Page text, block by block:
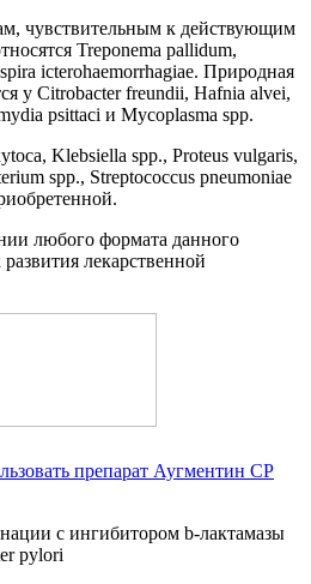
чувствительным к действующим
Treponema pallidum,
icterohaemorrhagiae. Природная
у Citrobacter freundii, Hafnia alvei,
psittaci и Mycoplasma spp.
Klebsiella spp., Proteus vulgaris,
spp., Streptococcus pneumoniae
любого формата данного
развития лекарственной
препарат Аугментин СР